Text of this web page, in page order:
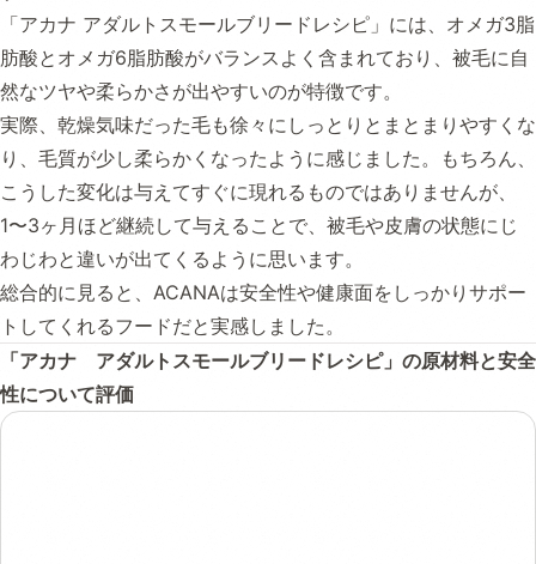
「アカナ アダルトスモールブリードレシピ」には、オメガ3脂
肪酸とオメガ6脂肪酸がバランスよく含まれており、被毛に自
然なツヤや柔らかさが出やすいのが特徴です。
実際、乾燥気味だった毛も徐々にしっとりとまとまりやすくな
り、毛質が少し柔らかくなったように感じました。もちろん、
こうした変化は与えてすぐに現れるものではありませんが、
1〜3ヶ月ほど継続して与えることで、被毛や皮膚の状態にじ
わじわと違いが出てくるように思います。
総合的に見ると、ACANAは安全性や健康面をしっかりサポー
トしてくれるフードだと実感しました。
「アカナ アダルトスモールブリードレシピ」の原材料と安全
性について評価